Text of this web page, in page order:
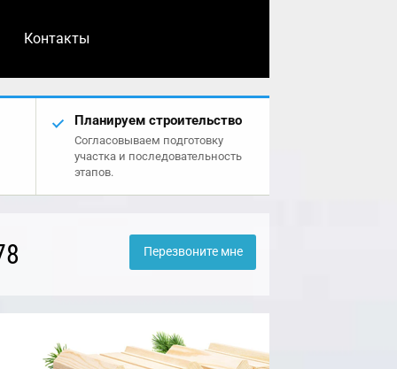
Контакты
Планируем строительство
Согласовываем подготовку
участка и последовательность
этапов.
Перезвоните мне